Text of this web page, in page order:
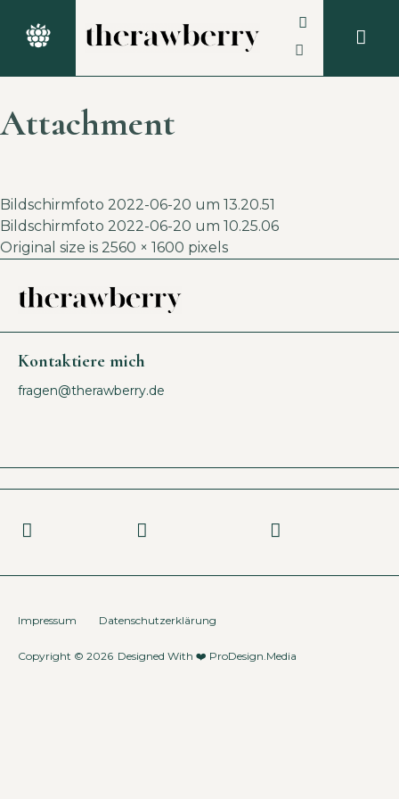
Attachment
Bildschirmfoto 2022-06-20 um 13.20.51
Bildschirmfoto 2022-06-20 um 10.25.06
Original size is 2560 × 1600 pixels
Kontaktiere mich
fragen@therawberry.de
Copyright © 2026 Designed With ❤️ ProDesign.Media
Impressum Datenschutzerklärung